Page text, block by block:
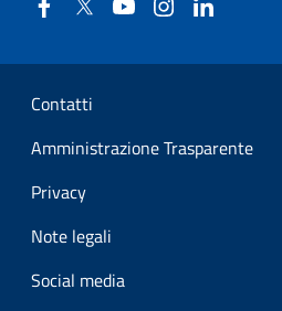
Sezione Link Utili
Contatti
Amministrazione Trasparente
Privacy
Note legali
Social media